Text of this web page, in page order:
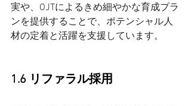
実や、OJTによるきめ細やかな育成プラ
ンを提供することで、ポテンシャル人
材の定着と活躍を支援しています。
1.6 リファラル採用